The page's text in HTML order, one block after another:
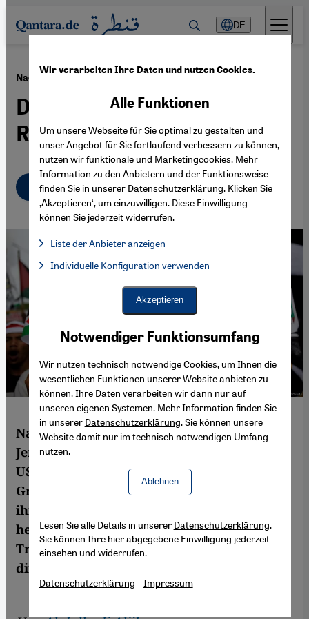
Direkt zum Inhalt springen
DE
Nach Trumps Jerusalem-Entscheidung ·26.01.2018
Droht eine neue
Radikalisierungswelle?
Deutsch English عربي
Nach der umstrittenen Anerkennung
Jerusalems als Hauptstadt Israels durch die
US-Regierung bemühen sich islamistische
Gruppen, die Entscheidung als Beleg für
ihre Theorie eines "Kriegs gegen den Islam"
heranzuziehen. Die einseitige Politik
Trumps im Nahostkonflikt spielt ihnen
direkt in die Hände. Von Abdalhadi Alijla
Wir verarbeiten Ihre Daten und nutzen Cookies.
Notwendiger Funktionsumfang
Wir nutzen technisch notwendige Cookies, um Ihnen die
wesentlichen Funktionen unserer Website anbieten zu
können. Ihre Daten verarbeiten wir dann nur auf
unseren eigenen Systemen. Mehr Information finden Sie
in unserer Datenschutzerklärung. Sie können unsere
Website damit nur im technisch notwendigen Umfang
nutzen.
Ablehnen
Alle Funktionen
Um unsere Webseite für Sie optimal zu gestalten und
unser Angebot für Sie fortlaufend verbessern zu können,
nutzen wir funktionale und Marketingcookies. Mehr
Information zu den Anbietern und der Funktionsweise
finden Sie in unserer Datenschutzerklärung. Klicken Sie
‚Akzeptieren‘, um einzuwilligen. Diese Einwilligung
können Sie jederzeit widerrufen.
Liste der Anbieter anzeigen
Facebook Embed / Facebook Connect, Google Maps Embed,
Facebook Embed / Facebook Connect
Google Maps Embed
Individuelle Konfiguration verwenden
Akzeptieren
Lesen Sie alle Details in unserer Datenschutzerklärung.
Sie können Ihre hier abgegebene Einwilligung jederzeit
einsehen und widerrufen.
Datenschutzerklärung Impressum